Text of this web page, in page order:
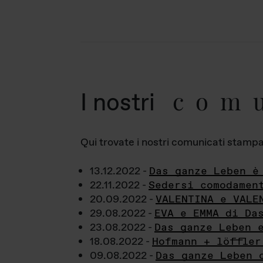
I nostri
Qui trovate i nostri comunicati
13.12.2022 - Das ganze
22.11.2022 - Sedersi
20.09.2022 - VALENTINA e
29.08.2022 - EVA e EMMA di
23.08.2022 - Das ganze
18.08.2022 - Hofmann +
09.08.2022 - Das ganze